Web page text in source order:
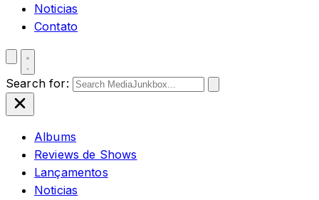
Noticias
Contato
Search for:
Albums
Reviews de Shows
Lançamentos
Noticias